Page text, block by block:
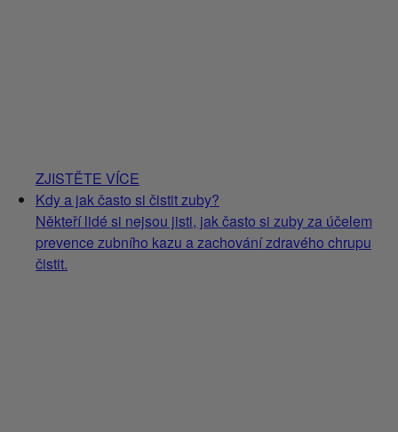
ZJISTĚTE VÍCE
Kdy a jak často si čistit zuby?
Někteří lidé si nejsou jisti, jak často si zuby za účelem
prevence zubního kazu a zachování zdravého chrupu
čistit.